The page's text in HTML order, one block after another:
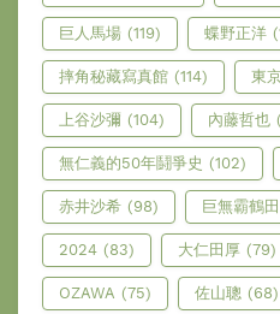
巨人馬場 (119) 蝶野正洋
摔角秘藏寫真館 (114) 東
上谷沙彌 (104) 內藤哲也
無仁義的50年鬪爭史 (102)
赤井沙希 (98) 巨無霸鶴田
2024 (83) 大仁田厚 (79)
OZAWA (75) 佐山聰 (68)